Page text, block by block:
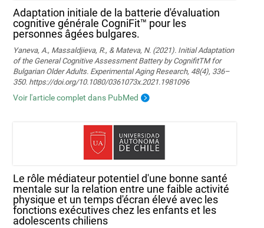
Adaptation initiale de la batterie d'évaluation
cognitive générale CogniFit™ pour les
personnes âgées bulgares.
Yaneva, A., Massaldjieva, R., & Mateva, N. (2021). Initial Adaptation
of the General Cognitive Assessment Battery by CognifitTM for
Bulgarian Older Adults. Experimental Aging Research, 48(4), 336–
350. https://doi.org/10.1080/0361073x.2021.1981096
Voir l'article complet dans PubMed
Le rôle médiateur potentiel d'une bonne santé
mentale sur la relation entre une faible activité
physique et un temps d'écran élevé avec les
fonctions exécutives chez les enfants et les
adolescents chiliens